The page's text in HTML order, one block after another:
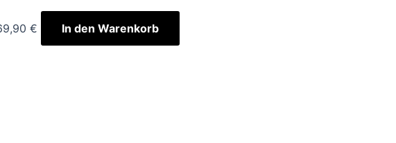
€ In den Warenkorb